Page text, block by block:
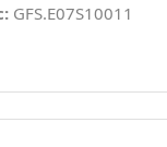
GFS.E07S10011